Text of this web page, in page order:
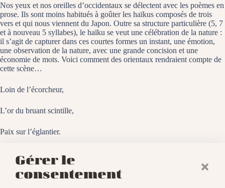
Gérer le
consentement
Nos yeux et nos oreilles d’occidentaux se délectent avec les poèmes en
prose. Ils sont moins habitués à goûter les haïkus composés de trois
vers et qui nous viennent du Japon. Outre sa structure particulière (5, 7
et à nouveau 5 syllabes), le haïku se veut une célébration de la nature :
il s’agit de capturer dans ces courtes formes un instant, une émotion,
une observation de la nature, avec une grande concision et une
économie de mots. Voici comment des orientaux rendraient compte de
cette scène…
Loin de l’écorcheur,
L’or du bruant scintille,
Paix sur l’églantier.